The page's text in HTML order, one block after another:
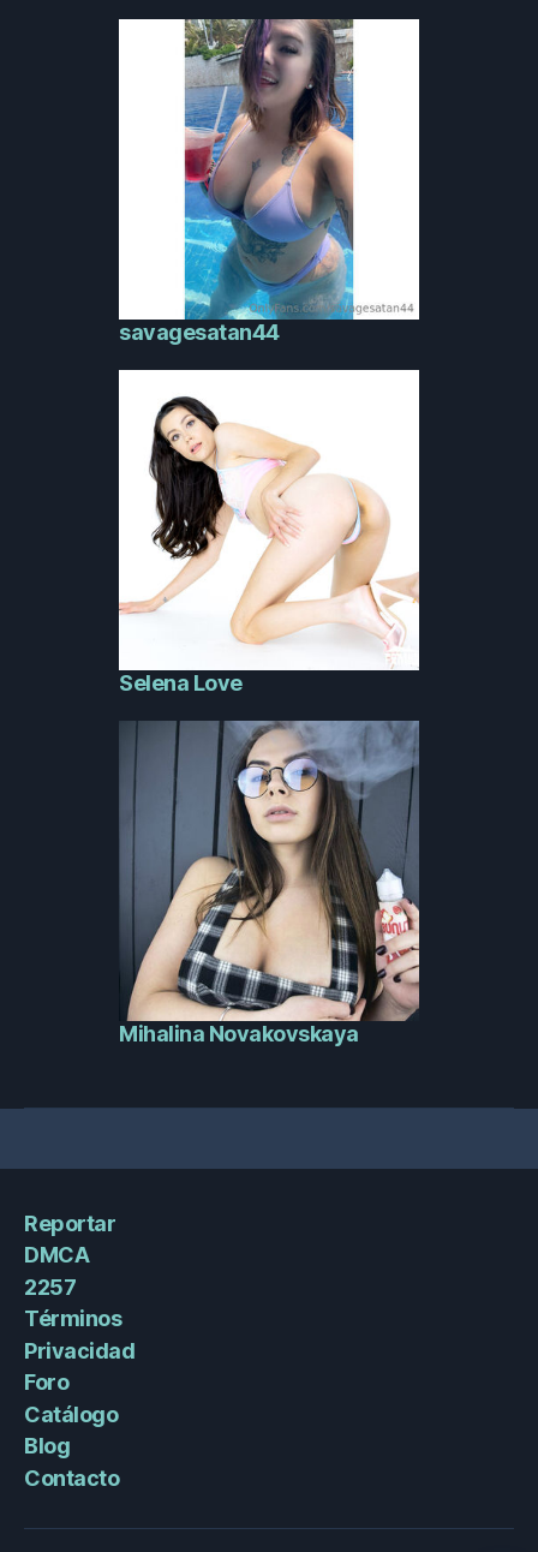
savagesatan44
Selena Love
Mihalina Novakovskaya
Reportar
DMCA
2257
Términos
Privacidad
Foro
Catálogo
Blog
Contacto